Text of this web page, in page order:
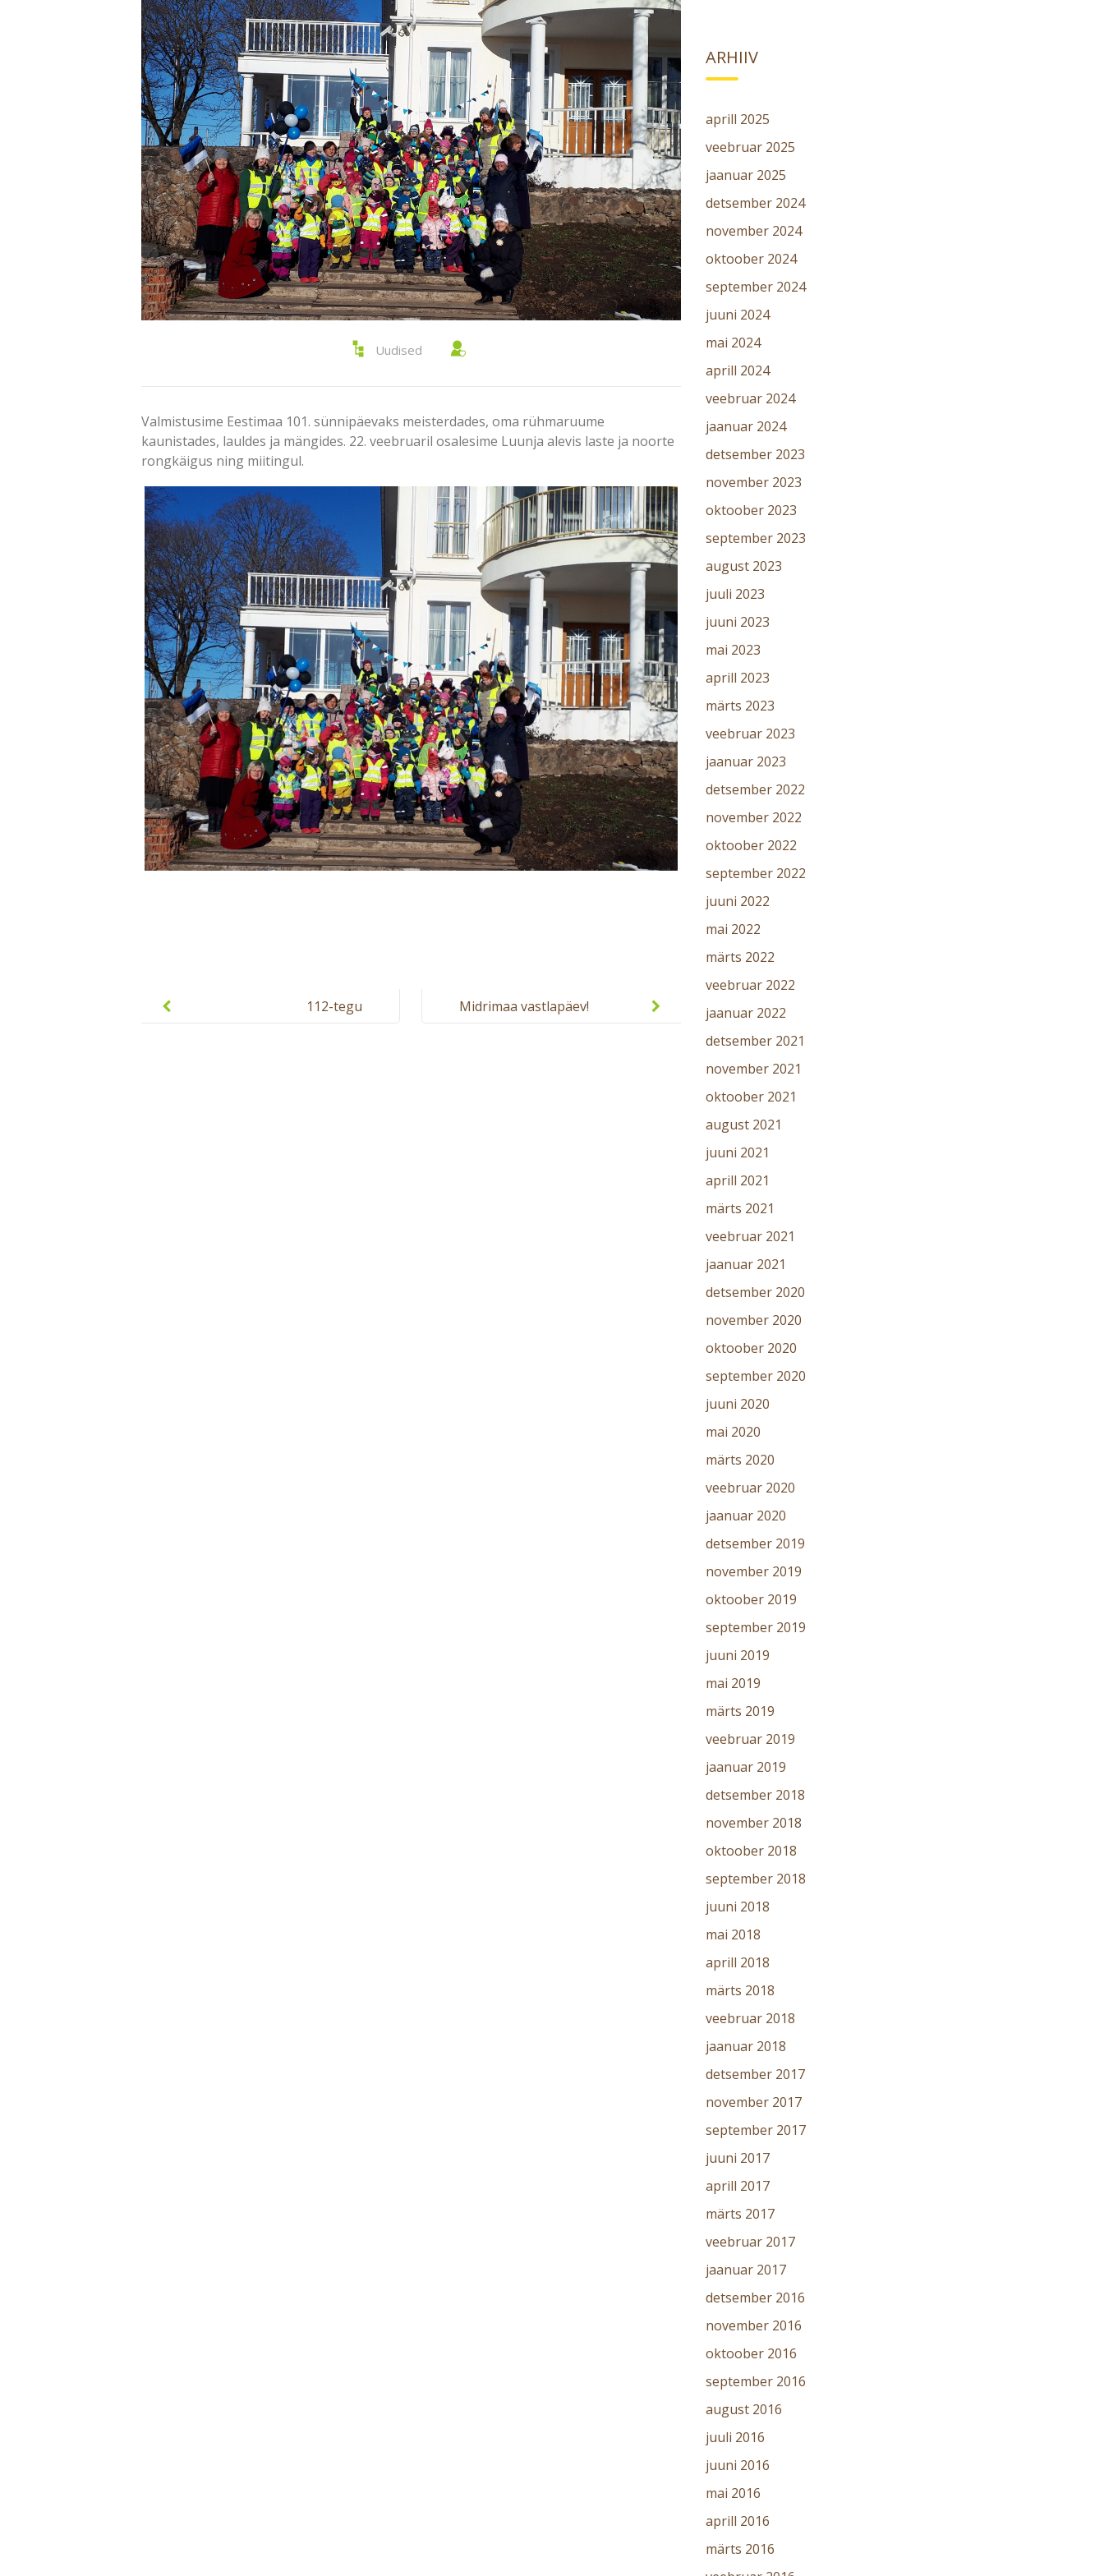
Uudised
Valmistusime Eestimaa 101. sünnipäevaks meisterdades, oma rühmaruume
kaunistades, lauldes ja mängides. 22. veebruaril osalesime Luunja alevis laste ja noorte
rongkäigus ning miitingul.
navigation 112-tegu Midrimaa vastlapäev!
ARHIIV
aprill 2025
veebruar 2025
jaanuar 2025
detsember 2024
november 2024
oktoober 2024
september 2024
juuni 2024
mai 2024
aprill 2024
veebruar 2024
jaanuar 2024
detsember 2023
november 2023
oktoober 2023
september 2023
august 2023
juuli 2023
juuni 2023
mai 2023
aprill 2023
märts 2023
veebruar 2023
jaanuar 2023
detsember 2022
november 2022
oktoober 2022
september 2022
juuni 2022
mai 2022
märts 2022
veebruar 2022
jaanuar 2022
detsember 2021
november 2021
oktoober 2021
august 2021
juuni 2021
aprill 2021
märts 2021
veebruar 2021
jaanuar 2021
detsember 2020
november 2020
oktoober 2020
september 2020
juuni 2020
mai 2020
märts 2020
veebruar 2020
jaanuar 2020
detsember 2019
november 2019
oktoober 2019
september 2019
juuni 2019
mai 2019
märts 2019
veebruar 2019
jaanuar 2019
detsember 2018
november 2018
oktoober 2018
september 2018
juuni 2018
mai 2018
aprill 2018
märts 2018
veebruar 2018
jaanuar 2018
detsember 2017
november 2017
september 2017
juuni 2017
aprill 2017
märts 2017
veebruar 2017
jaanuar 2017
detsember 2016
november 2016
oktoober 2016
september 2016
august 2016
juuli 2016
juuni 2016
mai 2016
aprill 2016
märts 2016